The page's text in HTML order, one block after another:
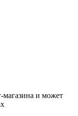
магазина и может